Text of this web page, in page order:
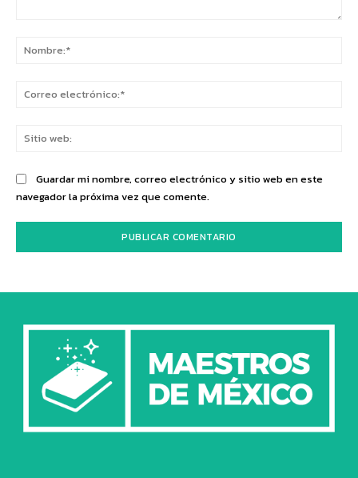
Guardar mi nombre, correo electrónico y sitio web en este
navegador la próxima vez que comente.